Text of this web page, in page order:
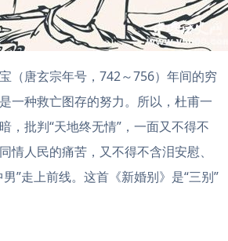
（唐玄宗年号，742～756）年间的穷
一种救亡图存的努力。所以，杜甫一
，批判“天地终无情”，一面又不得不
情人民的痛苦，又不得不含泪安慰、
”走上前线。这首《新婚别》是“三别”